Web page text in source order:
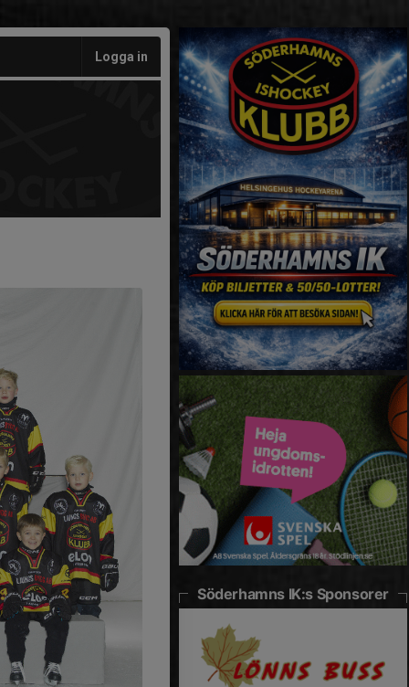
Logga in
Söderhamns IK:s Sponsorer